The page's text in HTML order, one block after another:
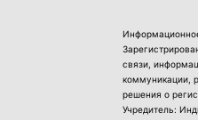
связи,
коммуникации,
решения о
Учредитель: